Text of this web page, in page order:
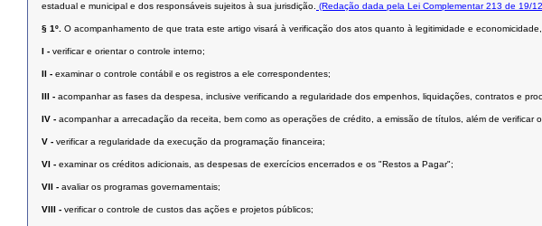
estadual e municipal e dos responsáveis sujeitos à sua jurisdição. (Redação dada pela Lei Complementar 213 de 19/
§ 1º. O acompanhamento de que trata este artigo visará à verificação dos atos quanto à legitimidade e
I - verificar e orientar o controle interno;
II - examinar o controle contábil e os registros a ele correspondentes;
III - acompanhar as fases da despesa, inclusive verificando a regularidade dos empenhos, liquidações, contratos e
IV - acompanhar a arrecadação da receita, bem como as operações de crédito, a emissão de títulos, além de
V - verificar a regularidade da execução da programação financeira;
VI - examinar os créditos adicionais, as despesas de exercícios encerrados e os "Restos a Pagar";
VII - avaliar os programas governamentais;
VIII - verificar o controle de custos das ações e projetos públicos;